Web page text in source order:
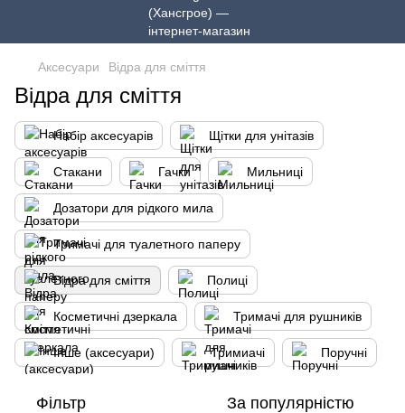
Аксесуари Відра для сміття
Відра для сміття
Набір аксесуарів Щітки для унітазів
Стакани Гачки Мильниці
Дозатори для рідкого мила
Тримачі для туалетного паперу
Відра для сміття Полиці
Косметичні дзеркала Тримачі для рушників
Інше (аксесуари) Тримиачі Поручні
Фільтр За популярністю